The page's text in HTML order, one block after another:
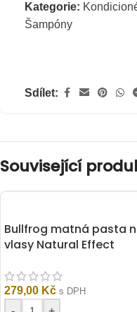
Kategorie:
Šampóny
Sdílet:
Související
Bullfrog matná pasta
vlasy Natural Effect
279,00 Kč s DPH